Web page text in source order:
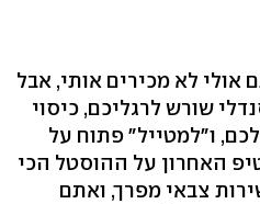
אולי לא מכירים אותי, אבל
שורש לרגליכם, כיסוי
ו"למטייל" פתוח על
האחרון על ההוסטל הכי
צבאי מפרך, ואתם